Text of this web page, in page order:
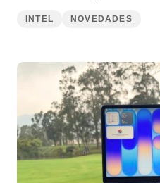
INTEL NOVEDADES